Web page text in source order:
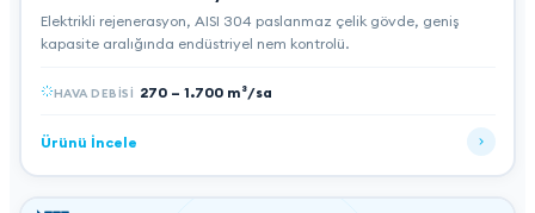
Elektrikli rejenerasyon, AISI 304 paslanmaz çelik gövde, geniş
kapasite aralığında endüstriyel nem kontrolü.
HAVA DEBISI 270 – 1.700 m³/sa
Ürünü İncele